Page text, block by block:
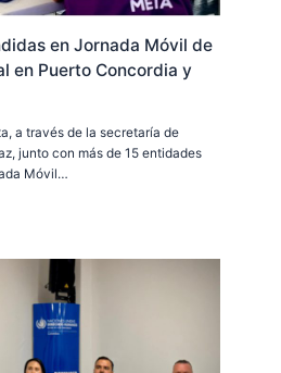
en Jornada Móvil de
en Puerto Concordia y
a través de la secretaría de
junto con más de 15 entidades
Móvil…